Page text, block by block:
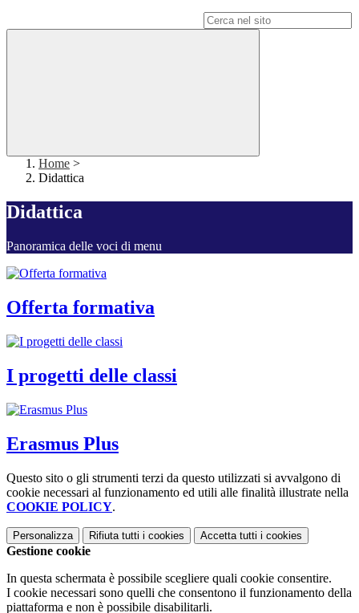
Home >
Didattica
Didattica
Panoramica delle voci di menu
Offerta formativa
I progetti delle classi
Erasmus Plus
Questo sito o gli strumenti terzi da questo utilizzati si avvalgono di
cookie necessari al funzionamento ed utili alle finalità illustrate nella
COOKIE POLICY.
Personalizza Rifiuta tutti i cookies Accetta tutti i cookies
Gestione cookie
In questa schermata è possibile scegliere quali cookie consentire.
I cookie necessari sono quelli che consentono il funzionamento della
piattaforma e non è possibile disabilitarli.